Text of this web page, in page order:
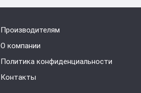
Производителям
О компании
Политика конфиденциальности
Контакты